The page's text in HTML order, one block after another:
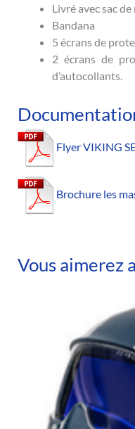
Livré avec sac
Bandana
5 écrans de
2 écrans de
d’autocollants.
Flyer VIKING
Brochure les
Vous aimerez